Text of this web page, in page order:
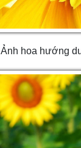
Ảnh hoa hướng